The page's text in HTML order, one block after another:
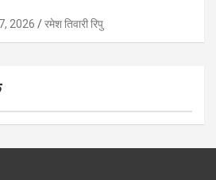
2026 रमेश तिवारी रिपु
Click to Open Page